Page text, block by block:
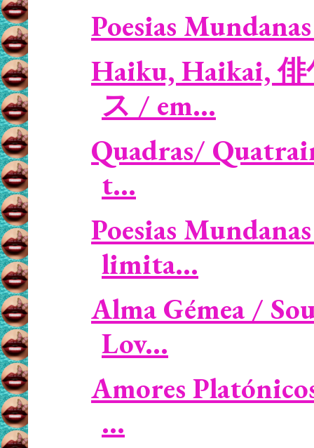
Poesias
Haiku, Haikai, 俳
ス / em...
Quadras/
t...
Poesias
limita...
Alma Gémea /
Lov...
Amores
...